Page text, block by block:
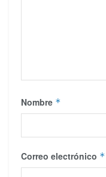
Nombre *
Correo electrónico *